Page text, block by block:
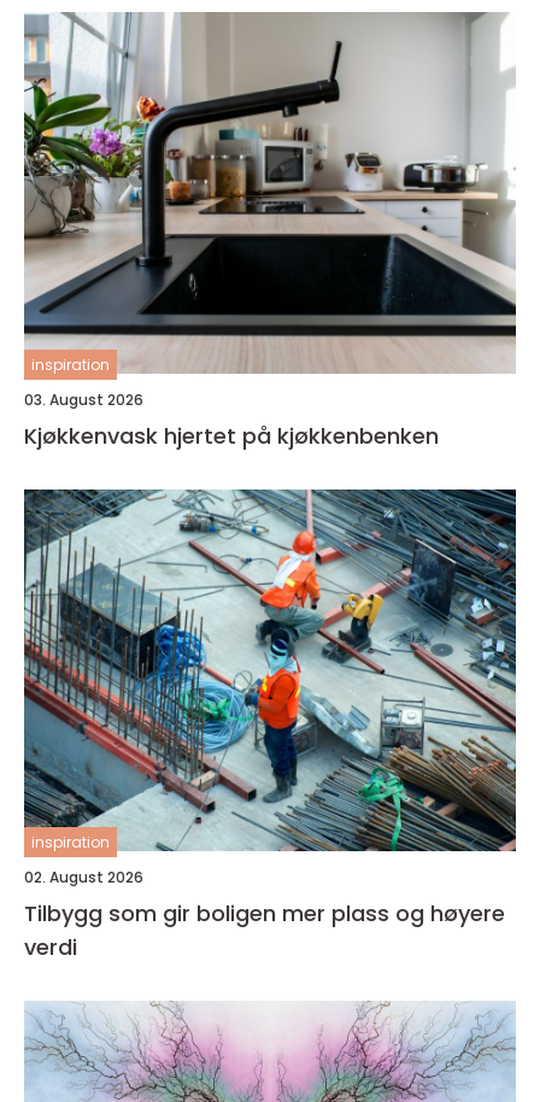
inspiration
03. August 2026
Kjøkkenvask hjertet på kjøkkenbenken
inspiration
02. August 2026
Tilbygg som gir boligen mer plass og høyere
verdi